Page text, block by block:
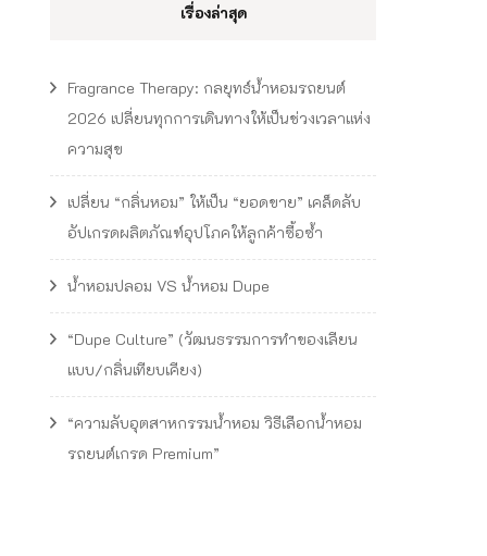
เรื่องล่าสุด
Fragrance Therapy: กลยุทธ์น้ำหอมรถยนต์
2026 เปลี่ยนทุกการเดินทางให้เป็นช่วงเวลาแห่ง
ความสุข
เปลี่ยน “กลิ่นหอม” ให้เป็น “ยอดขาย” เคล็ดลับ
อัปเกรดผลิตภัณฑ์อุปโภคให้ลูกค้าซื้อซ้ำ
น้ำหอมปลอม VS น้ำหอม Dupe
“Dupe Culture” (วัฒนธรรมการทำของเลียน
แบบ/กลิ่นเทียบเคียง)
“ความลับอุตสาหกรรมน้ำหอม วิธีเลือกน้ำหอม
รถยนต์เกรด Premium”